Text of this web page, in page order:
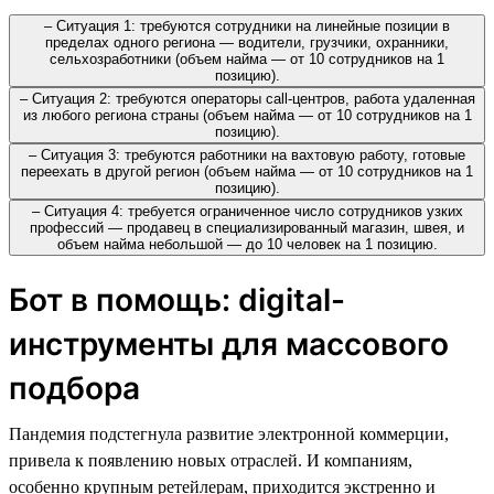
– Ситуация 1: требуются сотрудники на линейные позиции в
пределах одного региона — водители, грузчики, охранники,
сельхозработники (объем найма — от 10 сотрудников на 1
позицию).
– Ситуация 2: требуются операторы call-центров, работа удаленная
из любого региона страны (объем найма — от 10 сотрудников на 1
позицию).
– Ситуация 3: требуются работники на вахтовую работу, готовые
переехать в другой регион (объем найма — от 10 сотрудников на 1
позицию).
– Ситуация 4: требуется ограниченное число сотрудников узких
профессий — продавец в специализированный магазин, швея, и
объем найма небольшой — до 10 человек на 1 позицию.
Бот в помощь: digital-
инструменты для массового
подбора
Пандемия подстегнула развитие электронной коммерции,
привела к появлению новых отраслей. И компаниям,
особенно крупным ретейлерам, приходится экстренно и